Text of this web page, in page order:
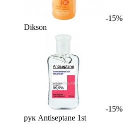
-15%
Dikson
-15%
рук Antiseptane 1st